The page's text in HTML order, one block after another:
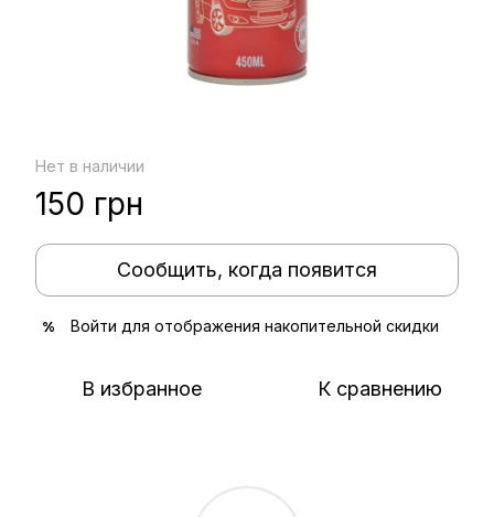
Нет в наличии
150 грн
Сообщить, когда появится
% Войти для отображения накопительной скидки
В избранное К сравнению